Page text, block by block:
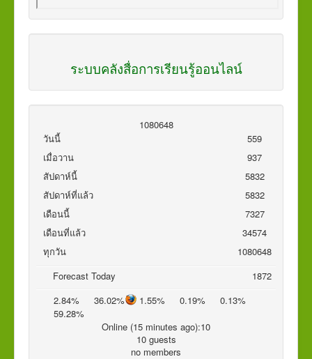
ระบบคลังสื่อการเรียนรู้ออนไลน์
1080648
วันนี้
เมื่อวาน
สัปดาห์นี้
สัปดาห์ที่แล้ว
เดือนนี้
เดือนที่แล้ว
ทุกวัน
559
937
5832
5832
7327
34574
1080648
Forecast Today
1872
2.84%
36.02% 1.55% 0.19%
0.13%
59.28%
Online (15 minutes ago):10
10 guests
no members